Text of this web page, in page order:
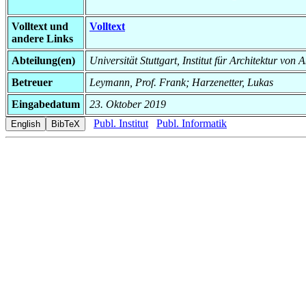
Volltext und
andere Links
Volltext
Abteilung(en)
Universität Stuttgart, Institut für Architektur von
Betreuer
Leymann, Prof. Frank; Harzenetter, Lukas
Eingabedatum
23. Oktober 2019
Publ. Institut
Publ. Informatik